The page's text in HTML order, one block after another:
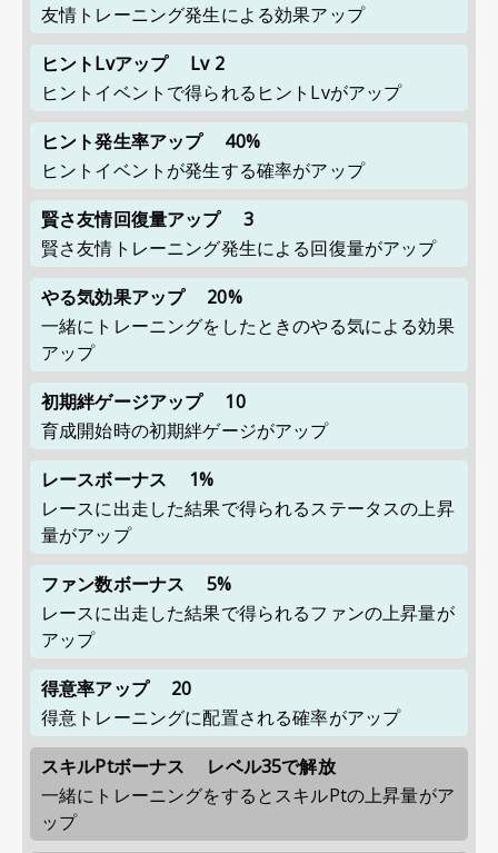
友情トレーニング発生による効果アップ
ヒントLvアップ
Lv 2
ヒントイベントで得られるヒントLvがアップ
ヒント発生率アップ
40%
ヒントイベントが発生する確率がアップ
賢さ友情回復量アップ
3
賢さ友情トレーニング発生による回復量がアップ
やる気効果アップ
20%
一緒にトレーニングをしたときのやる気による効果
アップ
初期絆ゲージアップ
10
育成開始時の初期絆ゲージがアップ
レースボーナス
1%
レースに出走した結果で得られるステータスの上昇
量がアップ
ファン数ボーナス
5%
レースに出走した結果で得られるファンの上昇量が
アップ
得意率アップ
20
得意トレーニングに配置される確率がアップ
スキルPtボーナス
レベル35で解放
一緒にトレーニングをするとスキルPtの上昇量がア
ップ